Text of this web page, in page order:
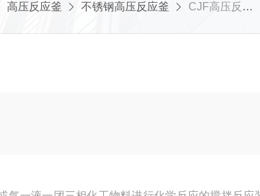
高压反应釜 不锈钢高压反应釜 CJF高压反应釜